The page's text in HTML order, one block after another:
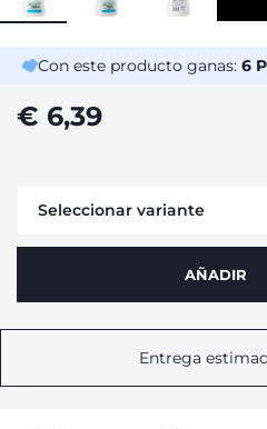
Con este producto ganas: 6
€ 6,39
Seleccionar variante
AÑADIR
Entrega